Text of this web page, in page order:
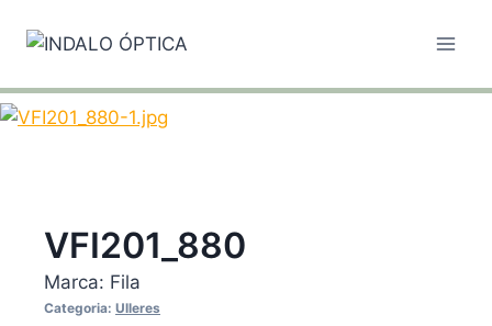
VFI201_880
Marca: Fila
Categoria: Ulleres